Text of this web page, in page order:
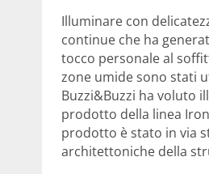
Illuminare con
continue che ha
tocco personale al
zone umide sono stati
Buzzi&Buzzi ha voluto
prodotto della linea
prodotto è stato in via
architettoniche della